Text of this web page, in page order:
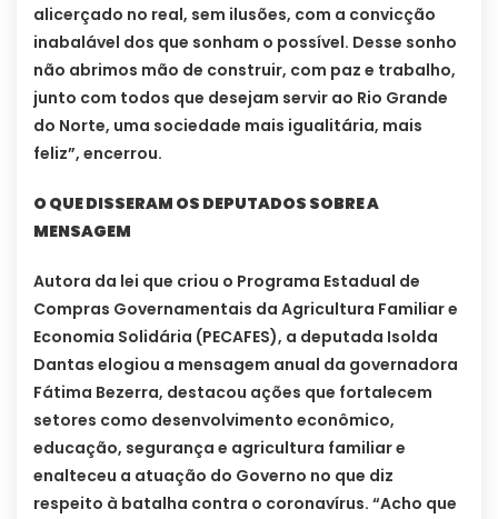
alicerçado no real, sem ilusões, com a convicção
inabalável dos que sonham o possível. Desse sonho
não abrimos mão de construir, com paz e trabalho,
junto com todos que desejam servir ao Rio Grande
do Norte, uma sociedade mais igualitária, mais
feliz”, encerrou.
O QUE DISSERAM OS DEPUTADOS SOBRE A
MENSAGEM
Autora da lei que criou o Programa Estadual de
Compras Governamentais da Agricultura Familiar e
Economia Solidária (PECAFES), a deputada Isolda
Dantas elogiou a mensagem anual da governadora
Fátima Bezerra, destacou ações que fortalecem
setores como desenvolvimento econômico,
educação, segurança e agricultura familiar e
enalteceu a atuação do Governo no que diz
respeito à batalha contra o coronavírus. “Acho que